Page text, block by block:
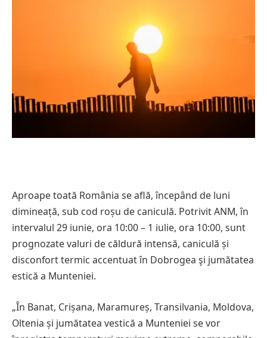
Aproape toată România se află, începând de luni
dimineață, sub cod roșu de caniculă. Potrivit ANM, în
intervalul 29 iunie, ora 10:00 – 1 iulie, ora 10:00, sunt
prognozate valuri de căldură intensă, caniculă și
disconfort termic accentuat în Dobrogea şi jumătatea
estică a Munteniei.
„În Banat, Crișana, Maramureș, Transilvania, Moldova,
Oltenia și jumătatea vestică a Munteniei se vor